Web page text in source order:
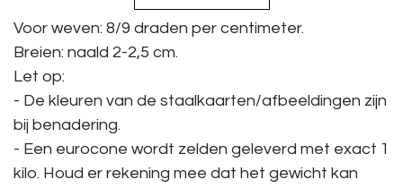
Voor weven: 8/9 draden per centimeter.
Breien: naald 2-2,5 cm.
Let op:
- De kleuren van de staalkaarten/afbeeldingen zijn
bij benadering.
- Een eurocone wordt zelden geleverd met exact 1
kilo. Houd er rekening mee dat het gewicht kan